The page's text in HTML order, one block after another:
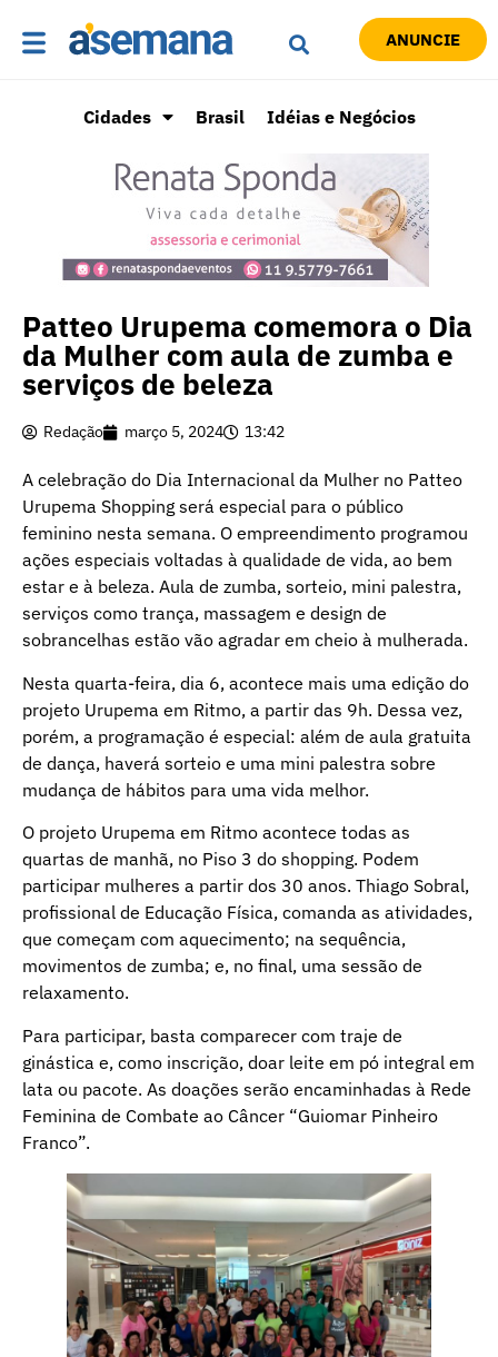
ANUNCIE
Cidades Brasil Idéias e Negócios
Patteo Urupema comemora o Dia
da Mulher com aula de zumba e
serviços de beleza
Redação março 5, 2024 13:42
A celebração do Dia Internacional da Mulher no Patteo
Urupema Shopping será especial para o público
feminino nesta semana. O empreendimento programou
ações especiais voltadas à qualidade de vida, ao bem
estar e à beleza. Aula de zumba, sorteio, mini palestra,
serviços como trança, massagem e design de
sobrancelhas estão vão agradar em cheio à mulherada.
Nesta quarta-feira, dia 6, acontece mais uma edição do
projeto Urupema em Ritmo, a partir das 9h. Dessa vez,
porém, a programação é especial: além de aula gratuita
de dança, haverá sorteio e uma mini palestra sobre
mudança de hábitos para uma vida melhor.
O projeto Urupema em Ritmo acontece todas as
quartas de manhã, no Piso 3 do shopping. Podem
participar mulheres a partir dos 30 anos. Thiago Sobral,
profissional de Educação Física, comanda as atividades,
que começam com aquecimento; na sequência,
movimentos de zumba; e, no final, uma sessão de
relaxamento.
Para participar, basta comparecer com traje de
ginástica e, como inscrição, doar leite em pó integral em
lata ou pacote. As doações serão encaminhadas à Rede
Feminina de Combate ao Câncer “Guiomar Pinheiro
Franco”.